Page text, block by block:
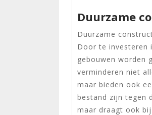
Duurzame
Duurzame
Door te investeren
gebouwen worden
verminderen niet
maar bieden ook
bestand zijn tegen
maar draagt ook